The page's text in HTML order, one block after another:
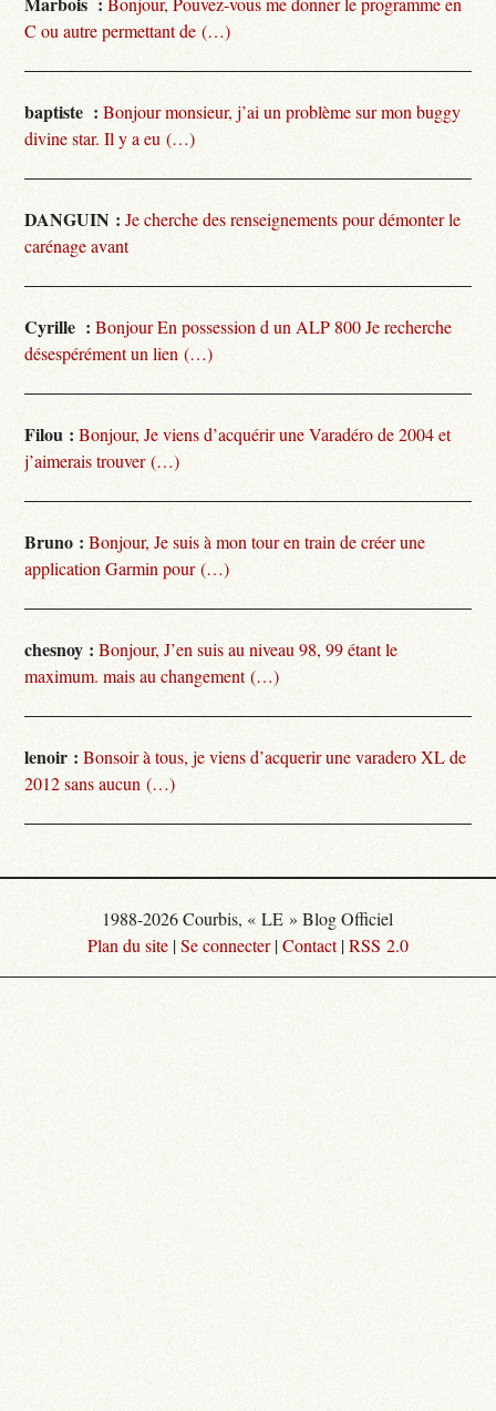
C ou autre permettant de (…)
baptiste : Bonjour monsieur, j’ai un problème sur mon buggy
divine star. Il y a eu (…)
DANGUIN : Je cherche des renseignements pour démonter le
carénage avant
Cyrille : Bonjour En possession d un ALP 800 Je recherche
désespérément un lien (…)
Filou : Bonjour, Je viens d’acquérir une Varadéro de 2004 et
j’aimerais trouver (…)
Bruno : Bonjour, Je suis à mon tour en train de créer une
application Garmin pour (…)
chesnoy : Bonjour, J’en suis au niveau 98, 99 étant le
maximum. mais au changement (…)
lenoir : Bonsoir à tous, je viens d’acquerir une varadero XL de
2012 sans aucun (…)
1988-2026 Courbis, « LE » Blog Officiel
Plan du site |Se connecter|Contact|RSS 2.0